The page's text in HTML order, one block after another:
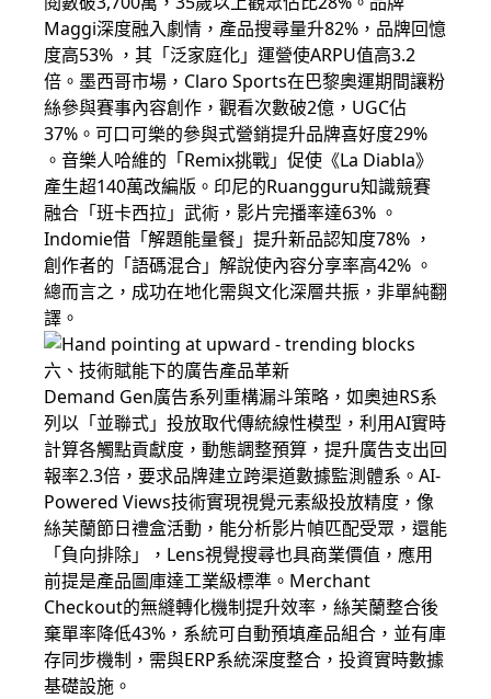
Maggi深度融入劇情，產品搜尋量升82%，品牌回憶
度高53% ，其「泛家庭化」運營使ARPU值高3.2
倍。墨西哥市場，Claro Sports在巴黎奧運期間讓粉
絲參與賽事內容創作，觀看次數破2億，UGC佔
37%。可口可樂的參與式營銷提升品牌喜好度29%
。音樂人哈維的「Remix挑戰」促使《La Diabla》
產生超140萬改編版。印尼的Ruangguru知識競賽
融合「班卡西拉」武術，影片完播率達63% 。
Indomie借「解題能量餐」提升新品認知度78% ，
創作者的「語碼混合」解說使內容分享率高42% 。
總而言之，成功在地化需與文化深層共振，非單純翻
譯。
六、技術賦能下的廣告產品革新
Demand Gen廣告系列重構漏斗策略，如奧迪RS系
列以「並聯式」投放取代傳統線性模型，利用AI實時
計算各觸點貢獻度，動態調整預算，提升廣告支出回
報率2.3倍，要求品牌建立跨渠道數據監測體系。AI-
Powered Views技術實現視覺元素級投放精度，像
絲芙蘭節日禮盒活動，能分析影片幀匹配受眾，還能
「負向排除」，Lens視覺搜尋也具商業價值，應用
前提是產品圖庫達工業級標準。Merchant
Checkout的無縫轉化機制提升效率，絲芙蘭整合後
棄單率降低43%，系統可自動預填產品組合，並有庫
存同步機制，需與ERP系統深度整合，投資實時數據
基礎設施。